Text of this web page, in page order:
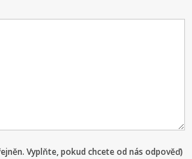
Vyplňte, pokud chcete od nás odpověď)